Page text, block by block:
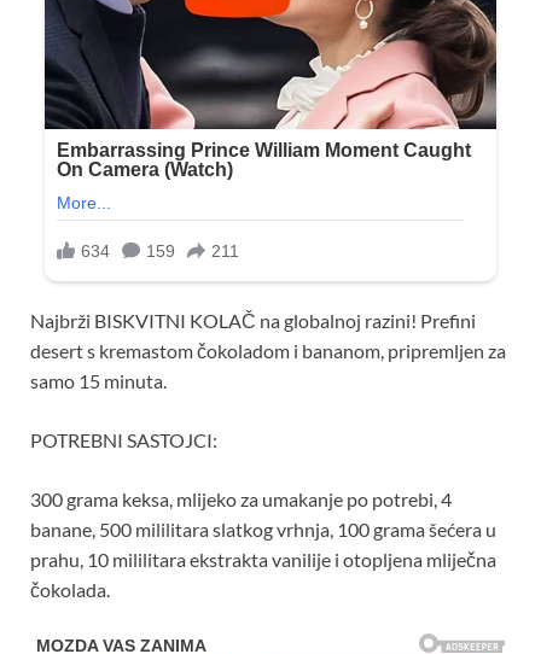
Najbrži BISKVITNI KOLAČ na globalnoj razini! Prefini
desert s kremastom čokoladom i bananom, pripremljen za
samo 15 minuta.
POTREBNI SASTOJCI:
300 grama keksa, mlijeko za umakanje po potrebi, 4
banane, 500 mililitara slatkog vrhnja, 100 grama šećera u
prahu, 10 mililitara ekstrakta vanilije i otopljena mliječna
čokolada.